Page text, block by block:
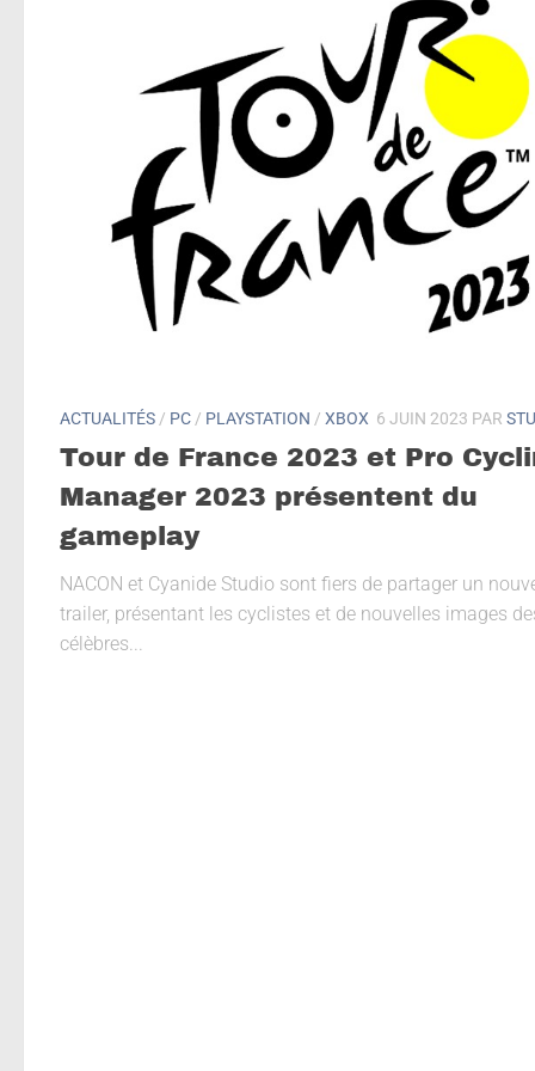
ACTUALITÉS / PC / PLAYSTATION / XBOX 6 JUIN 2023 PAR
Tour de France 2023 et Pro
Manager 2023 présentent du
gameplay
NACON et Cyanide Studio sont fiers de partager un
trailer, présentant les cyclistes et de nouvelles images
célèbres...